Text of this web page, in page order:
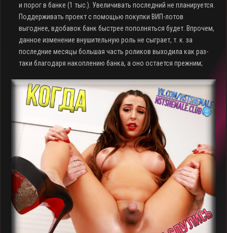
и порог в банке (1 тыс.). Увеличивать последний не планируется.
Поддерживать проект с помощью покупки ВИП-лотов
выгоднее, вдобавок банк быстрее пополняться будет. Впрочем,
данное изменение внушительную роль не сыграет, т. к. за
последние месяцы большая часть роликов выходила как раз-
таки благодаря накоплению банка, а оно остается прежним;